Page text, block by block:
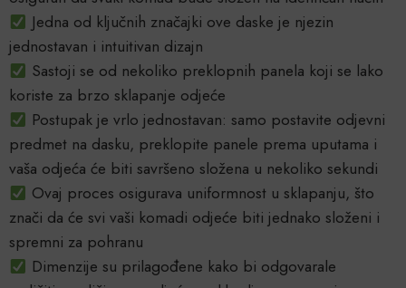
Jedna od ključnih značajki ove daske je njezin
jednostavan i intuitivan dizajn
Sastoji se od nekoliko preklopnih panela koji se lako
koriste za brzo sklapanje odjeće
Postupak je vrlo jednostavan: samo postavite odjevni
predmet na dasku, preklopite panele prema uputama i
vaša odjeća će biti savršeno složena u nekoliko sekundi
Ovaj proces osigurava uniformnost u sklapanju, što
znači da će svi vaši komadi odjeće biti jednako složeni i
spremni za pohranu
Dimenzije su prilagođene kako bi odgovarale